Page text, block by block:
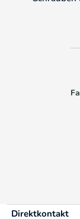
Direktkontakt